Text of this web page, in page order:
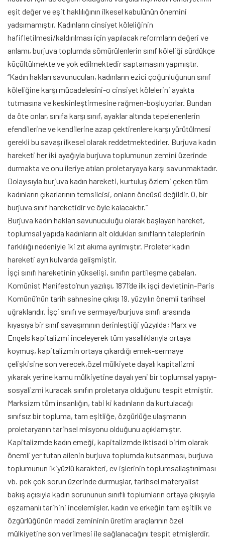
eşit değer ve eşit haklılığının ilkesel kabulünün önemini
yadsımamıştır. Kadınların cinsiyet köleliğinin
hafifletilmesi/kaldırılması için yapılacak reformların değeri ve
anlamı, burjuva toplumda sömürülenlerin sınıf köleliği sürdükçe
küçültülmekte ve yok edilmektedir saptamasını yapmıştır.
“Kadın hakları savunucuları, kadınların ezici çoğunluğunun sınıf
köleliğine karşı mücadelesini-o cinsiyet kölelerini ayakta
tutmasına ve keskinleştirmesine rağmen-boşluyorlar. Bundan
da öte onlar, sınıfa karşı sınıf, ayaklar altında tepelenenlerin
efendilerine ve kendilerine azap çektirenlere karşı yürütülmesi
gerekli bu savaşı ilkesel olarak reddetmektedirler. Burjuva kadın
hareketi her iki ayağıyla burjuva toplumunun zemini üzerinde
durmakta ve onu ileriye atılan proletaryaya karşı savunmaktadır.
Dolayısıyla burjuva kadın hareketi, kurtuluş özlemi çeken tüm
kadınların çıkarlarının temsilcisi, onların öncüsü değildir. O, bir
burjuva sınıf hareketidir ve öyle kalacaktır.”
Burjuva kadın hakları savunuculuğu olarak başlayan hareket,
toplumsal yapıda kadınların ait oldukları sınıfların taleplerinin
farklılığı nedeniyle iki zıt akıma ayrılmıştır. Proleter kadın
hareketi ayrı kulvarda gelişmiştir.
İşçi sınıfı hareketinin yükselişi, sınıfın partileşme çabaları,
Komünist Manifesto’nun yazılışı, 1871’de ilk işçi devletinin-Paris
Komünü’nün tarih sahnesine çıkışı 19. yüzyılın önemli tarihsel
uğraklarıdır. İşçi sınıfı ve sermaye/burjuva sınıfı arasında
kıyasıya bir sınıf savaşımının derinleştiği yüzyılda; Marx ve
Engels kapitalizmi inceleyerek tüm yasallıklarıyla ortaya
koymuş, kapitalizmin ortaya çıkardığı emek-sermaye
çelişkisine son verecek,özel mülkiyete dayalı kapitalizmi
yıkarak yerine kamu mülkiyetine dayalı yeni bir toplumsal yapıyı-
sosyalizmi kuracak sınıfın proletarya olduğunu tespit etmiştir.
Marksizm tüm insanlığın, tabi ki kadınların da kurtulacağı
sınıfsız bir topluma, tam eşitliğe, özgürlüğe ulaşmanın
proletaryanın tarihsel misyonu olduğunu açıklamıştır.
Kapitalizmde kadın emeği, kapitalizmde iktisadi birim olarak
önemli yer tutan ailenin burjuva toplumda kutsanması, burjuva
toplumunun ikiyüzlü karakteri, ev işlerinin toplumsallaştırılması
vb. pek çok sorun üzerinde durmuşlar, tarihsel materyalist
bakış açısıyla kadın sorununun sınıflı toplumların ortaya çıkışıyla
eşzamanlı tarihini incelemişler, kadın ve erkeğin tam eşitlik ve
özgürlüğünün maddi zemininin üretim araçlarının özel
mülkiyetine son verilmesi ile sağlanacağını tespit etmişlerdir.